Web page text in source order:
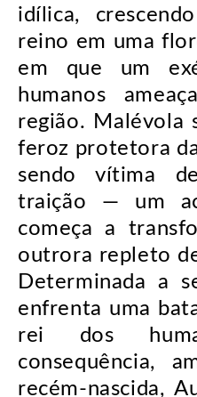
idílica,
reino em uma
em que um
humanos
região. Malévola
feroz protetora
sendo vítima
traição — um
começa a
outrora repleto
Determinada a
enfrenta uma
rei dos
consequência,
recém-nascida,